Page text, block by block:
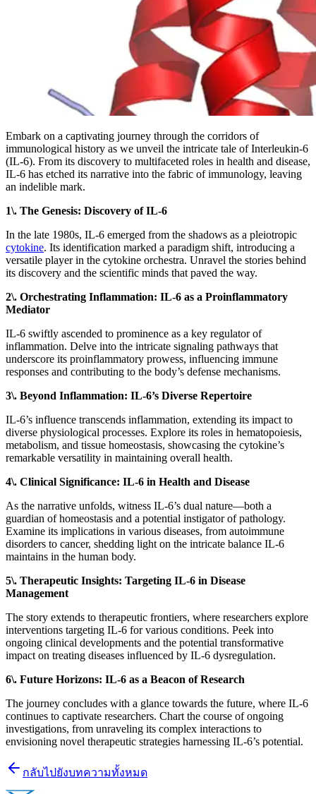
Embark on a captivating journey through the corridors of
immunological history as we unveil the intricate tale of Interleukin-6
(IL-6). From its discovery to multifaceted roles in health and disease,
IL-6 has etched its narrative into the fabric of immunology, leaving
an indelible mark.
1\. The Genesis: Discovery of IL-6
In the late 1980s, IL-6 emerged from the shadows as a pleiotropic
cytokine. Its identification marked a paradigm shift, introducing a
versatile player in the cytokine orchestra. Unravel the stories behind
its discovery and the scientific minds that paved the way.
2\. Orchestrating Inflammation: IL-6 as a Proinflammatory
Mediator
IL-6 swiftly ascended to prominence as a key regulator of
inflammation. Delve into the intricate signaling pathways that
underscore its proinflammatory prowess, influencing immune
responses and contributing to the body’s defense mechanisms.
3\. Beyond Inflammation: IL-6’s Diverse Repertoire
IL-6’s influence transcends inflammation, extending its impact to
diverse physiological processes. Explore its roles in hematopoiesis,
metabolism, and tissue homeostasis, showcasing the cytokine’s
remarkable versatility in maintaining overall health.
4\. Clinical Significance: IL-6 in Health and Disease
As the narrative unfolds, witness IL-6’s dual nature—both a
guardian of homeostasis and a potential instigator of pathology.
Examine its implications in various diseases, from autoimmune
disorders to cancer, shedding light on the intricate balance IL-6
maintains in the human body.
5\. Therapeutic Insights: Targeting IL-6 in Disease
Management
The story extends to therapeutic frontiers, where researchers explore
interventions targeting IL-6 for various conditions. Peek into
ongoing clinical developments and the potential transformative
impact on treating diseases influenced by IL-6 dysregulation.
6\. Future Horizons: IL-6 as a Beacon of Research
The journey concludes with a glance towards the future, where IL-6
continues to captivate researchers. Chart the course of ongoing
investigations, from unraveling its complex interactions to
envisioning novel therapeutic strategies harnessing IL-6’s potential.
กลับไปยังบทความทั้งหมด